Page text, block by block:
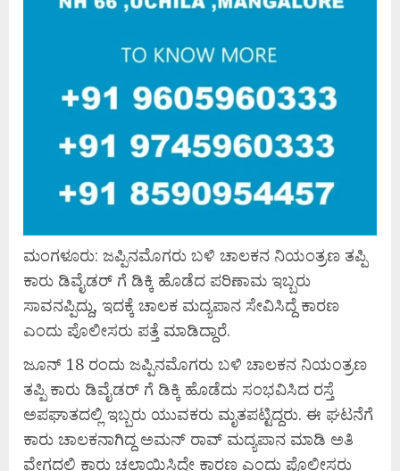
ಮಂಗಳೂರು: ಜಪ್ಪಿನಮೊಗರು ಬಳಿ ಚಾಲಕನ ನಿಯಂತ್ರಣ ತಪ್ಪಿ
ಕಾರು ಡಿವೈಡರ್ ಗೆ ಡಿಕ್ಕಿ ಹೊಡೆದ ಪರಿಣಾಮ ಇಬ್ಬರು
ಸಾವನಪ್ಪಿದ್ದು, ಇದಕ್ಕೆ ಚಾಲಕ ಮದ್ಯಪಾನ ಸೇವಿಸಿದ್ದೆ ಕಾರಣ
ಎಂದು ಪೊಲೀಸರು ಪತ್ತೆ ಮಾಡಿದ್ದಾರೆ.
ಜೂನ್ 18 ರಂದು ಜಪ್ಪಿನಮೊಗರು ಬಳಿ ಚಾಲಕನ ನಿಯಂತ್ರಣ
ತಪ್ಪಿ ಕಾರು ಡಿವೈಡರ್ ಗೆ ಡಿಕ್ಕಿ ಹೊಡೆದು ಸಂಭವಿಸಿದ ರಸ್ತೆ
ಅಪಘಾತದಲ್ಲಿ ಇಬ್ಬರು ಯುವಕರು ಮೃತಪಟ್ಟಿದ್ದರು. ಈ ಘಟನೆಗೆ
ಕಾರು ಚಾಲಕನಾಗಿದ್ದ ಅಮನ್ ರಾವ್ ಮದ್ಯಪಾನ ಮಾಡಿ ಅತಿ
ವೇಗದಲ್ಲಿ ಕಾರು ಚಲಾಯಿಸಿದ್ದೇ ಕಾರಣ ಎಂದು ಪೊಲೀಸರು